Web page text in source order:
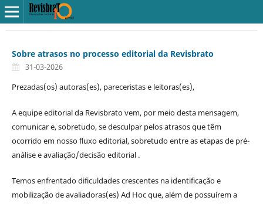
Sobre atrasos no processo editorial da Revisbrato
31-03-2026
Prezadas(os) autoras(es), pareceristas e leitoras(es),
A equipe editorial da Revisbrato vem, por meio desta mensagem,
comunicar e, sobretudo, se desculpar pelos atrasos que têm
ocorrido em nosso fluxo editorial, sobretudo entre as etapas de pré-
análise e avaliação/decisão editorial .
Temos enfrentado dificuldades crescentes na identificação e
mobilização de avaliadoras(es) Ad Hoc que, além de possuírem a